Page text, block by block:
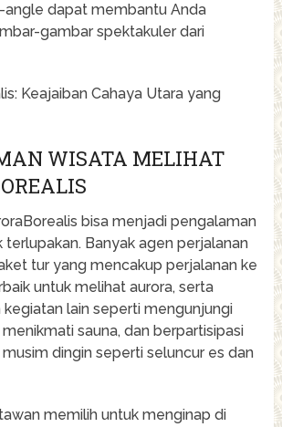
angle dapat membantu Anda
gambar spektakuler dari
WISATA MELIHAT
bisa menjadi pengalaman
terlupakan. Banyak agen perjalanan
tur yang mencakup perjalanan ke
untuk melihat aurora, serta
lain seperti mengunjungi
sauna, dan berpartisipasi
dingin seperti seluncur es dan
memilih untuk menginap di